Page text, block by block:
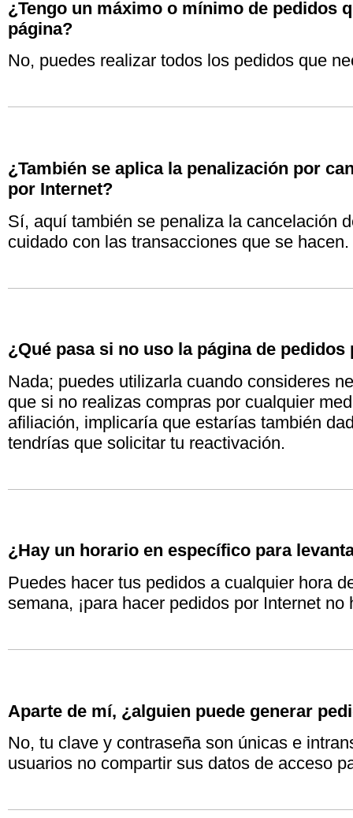
¿Tengo un máximo o mínimo de pedidos
página?
No, puedes realizar todos los pedidos que
¿También se aplica la penalización por
por Internet?
Sí, aquí también se penaliza la cancelación
cuidado con las transacciones que se hacen.
¿Qué pasa si no uso la página de
Nada; puedes utilizarla cuando consideres
que si no realizas compras por cualquier
afiliación, implicaría que estarías también
tendrías que solicitar tu reactivación.
¿Hay un horario en específico para
Puedes hacer tus pedidos a cualquier hora
semana, ¡para hacer pedidos por Internet no
Aparte de mí, ¿alguien puede generar
No, tu clave y contraseña son únicas e
usuarios no compartir sus datos de acceso